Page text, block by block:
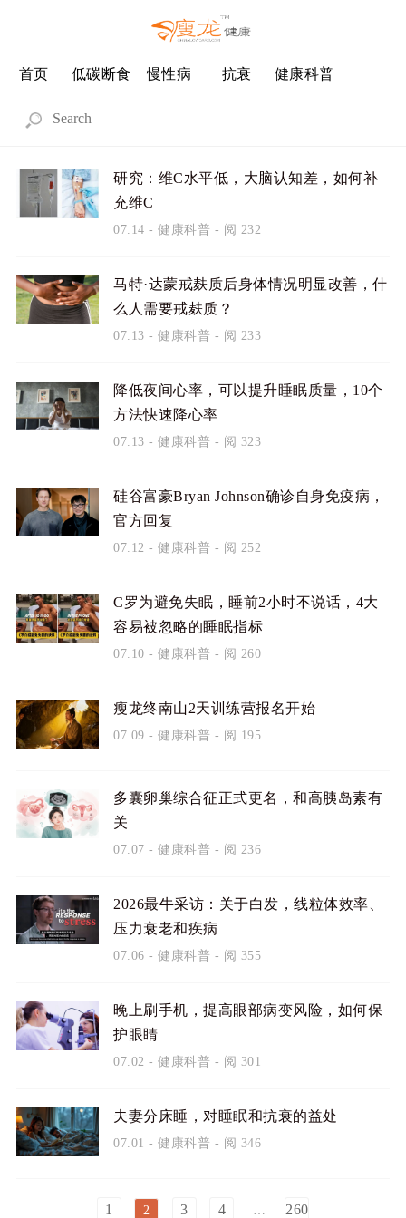
首页 低碳断食 慢性病 抗衰 健康科普
研究：维C水平低，大脑认知差，如何补
充维C
07.14-健康科普 - 阅 232
马特·达蒙戒麸质后身体情况明显改善，什
么人需要戒麸质？
07.13-健康科普 - 阅 233
降低夜间心率，可以提升睡眠质量，10个
方法快速降心率
07.13-健康科普 - 阅 323
硅谷富豪Bryan Johnson确诊自身免疫病，
官方回复
07.12-健康科普 - 阅 252
C罗为避免失眠，睡前2小时不说话，4大
容易被忽略的睡眠指标
07.10-健康科普 - 阅 260
瘦龙终南山2天训练营报名开始
07.09-健康科普 - 阅 195
多囊卵巢综合征正式更名，和高胰岛素有
关
07.07-健康科普 - 阅 236
2026最牛采访：关于白发，线粒体效率、
压力衰老和疾病
07.06-健康科普 - 阅 355
晚上刷手机，提高眼部病变风险，如何保
护眼睛
07.02-健康科普 - 阅 301
夫妻分床睡，对睡眠和抗衰的益处
07.01-健康科普 - 阅 346
1 2 3 4 … 260